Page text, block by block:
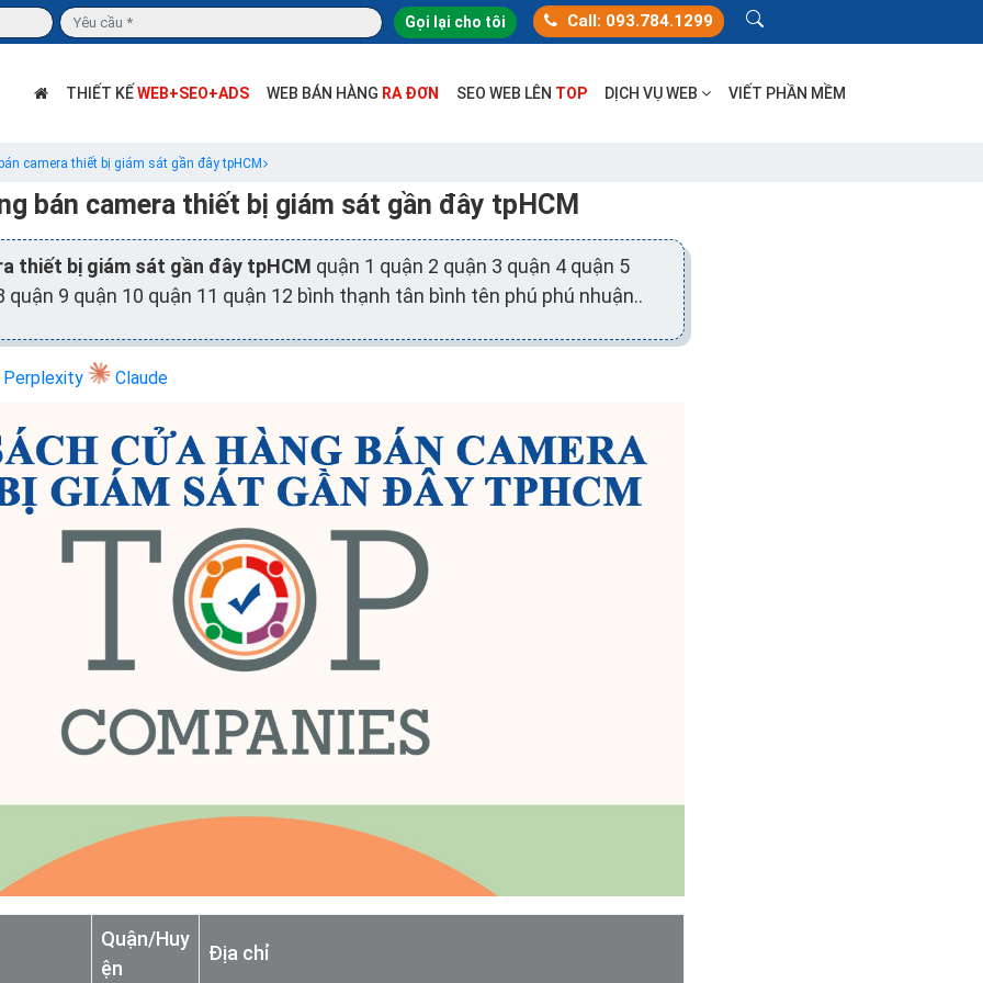
Gọi lại cho tôi Call: 093.784.1299
THIẾT KẾWEB+SEO+ADS WEB BÁN HÀNG RA ĐƠN SEO WEB LÊN TOP DỊCH VỤ WEB VIẾT PHẦN MỀM
camera thiết bị giám sát gần đây tpHCM
bán camera thiết bị giám sát gần đây tpHCM
thiết bị giám sát gần đây tpHCM quận 1 quận 2 quận 3 quận 4 quận 5
quận 9 quận 10 quận 11 quận 12 bình thạnh tân bình tên phú phú nhuận..
Perplexity Claude
Quận/Huy
ện
Địa chỉ